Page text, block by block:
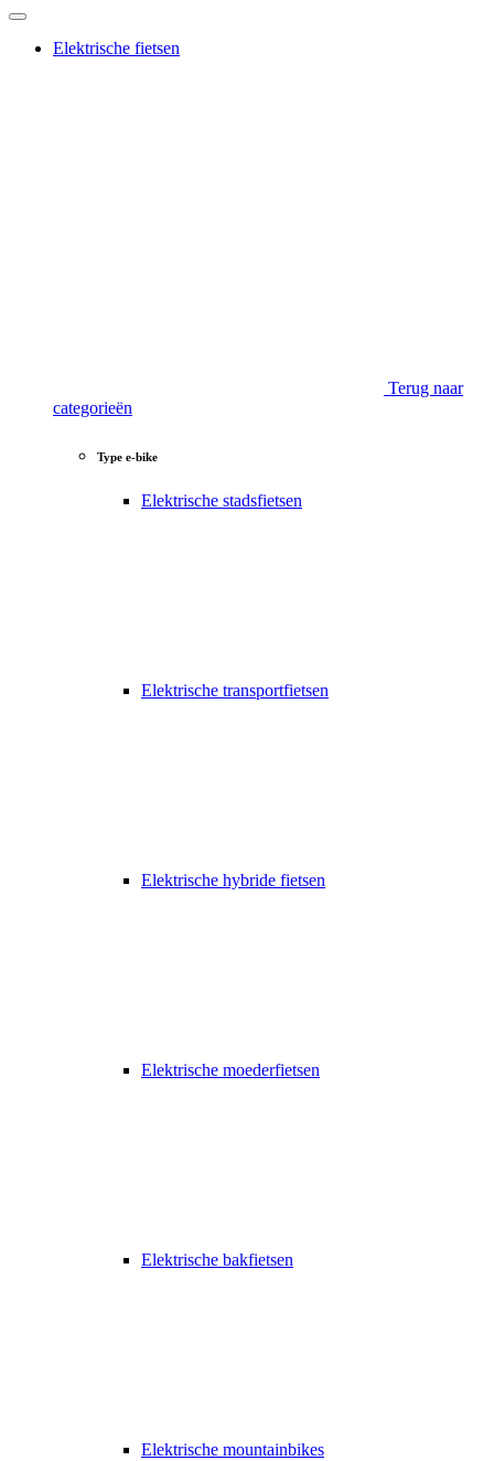
Elektrische fietsen
Terug naar
categorieën
Type e-bike
Elektrische stadsfietsen
Elektrische transportfietsen
Elektrische hybride fietsen
Elektrische moederfietsen
Elektrische bakfietsen
Elektrische mountainbikes